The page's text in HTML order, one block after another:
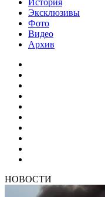
История
Эксклюзивы
Фото
Видео
Архив
НОВОСТИ